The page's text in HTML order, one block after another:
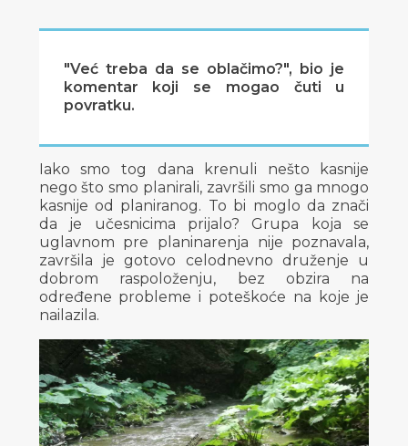
"Već treba da se oblačimo?", bio je
komentar koji se mogao čuti u
povratku.
Iako smo tog dana krenuli nešto kasnije
nego što smo planirali, završili smo ga mnogo
kasnije od planiranog. To bi moglo da znači
da je učesnicima prijalo? Grupa koja se
uglavnom pre planinarenja nije poznavala,
završila je gotovo celodnevno druženje u
dobrom raspoloženju, bez obzira na
određene probleme i poteškoće na koje je
nailazila.